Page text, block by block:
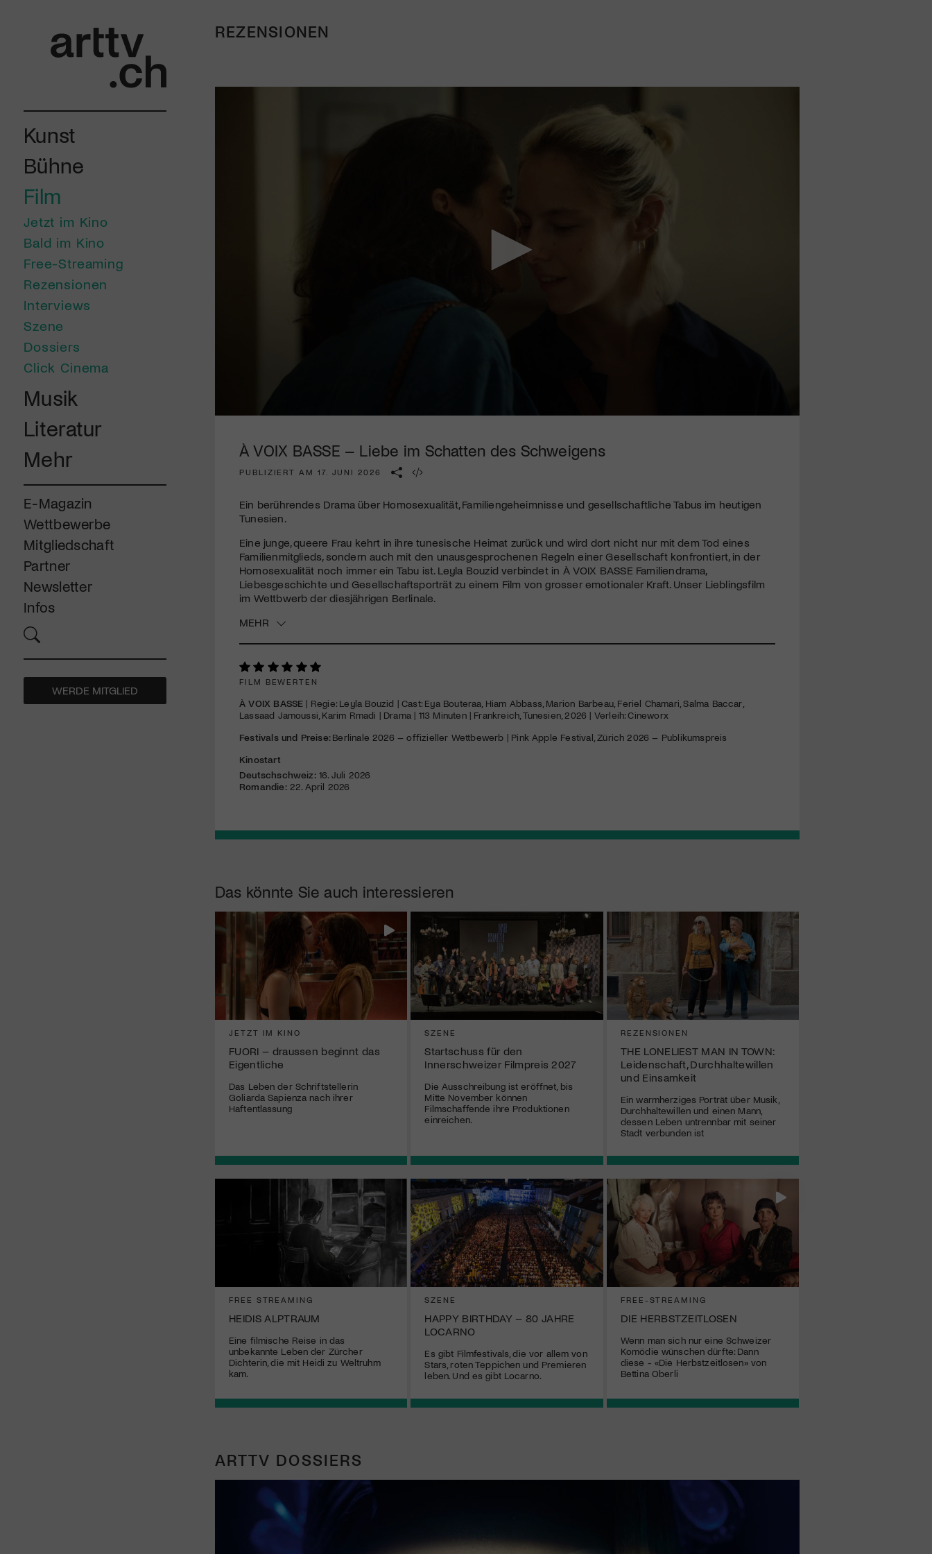
Kunst
Bühne
Film
Jetzt im Kino
Bald im Kino
Free-Streaming
Rezensionen
Interviews
Szene
Dossiers
Click Cinema
Musik
Literatur
Mehr
E-Magazin
Wettbewerbe
Mitgliedschaft
Partner
Newsletter
Infos
WERDE MITGLIED
REZENSIONEN
À VOIX BASSE – Liebe im Schatten des Schweigens
PUBLIZIERT AM 17. JUNI 2026
Ein berührendes Drama über Homosexualität, Familiengeheimnisse und gesellschaftliche Tabus im heutigen
Tunesien.
Eine junge, queere Frau kehrt in ihre tunesische Heimat zurück und wird dort nicht nur mit dem Tod eines
Familienmitglieds, sondern auch mit den unausgesprochenen Regeln einer Gesellschaft konfrontiert, in der
Homosexualität noch immer ein Tabu ist. Leyla Bouzid verbindet in À VOIX BASSE Familiendrama,
Liebesgeschichte und Gesellschaftsporträt zu einem Film von grosser emotionaler Kraft. Unser Lieblingsfilm
im Wettbwerb der diesjährigen Berlinale.
MEHR
FILM BEWERTEN
À VOIX BASSE | Regie: Leyla Bouzid | Cast: Eya Bouteraa, Hiam Abbass, Marion Barbeau, Feriel Chamari, Salma Baccar,
Lassaad Jamoussi, Karim Rmadi | Drama | 113 Minuten | Frankreich, Tunesien, 2026 | Verleih: Cineworx
Festivals und Preise:Berlinale 2026 – offizieller Wettbewerb | Pink Apple Festival, Zürich 2026 – Publikumspreis
Kinostart
Deutschschweiz:16. Juli 2026
Romandie:22. April 2026
Das könnte Sie auch interessieren
JETZT IM KINO
FUORI – draussen beginnt das
Eigentliche
Das Leben der Schriftstellerin
Goliarda Sapienza nach ihrer
Haftentlassung
SZENE
Startschuss für den
Innerschweizer Filmpreis 2027
Die Ausschreibung ist eröffnet, bis
Mitte November können
Filmschaffende ihre Produktionen
einreichen.
REZENSIONEN
THE LONELIEST MAN IN TOWN:
Leidenschaft, Durchhaltewillen
und Einsamkeit
Ein warmherziges Porträt über Musik,
Durchhaltewillen und einen Mann,
dessen Leben untrennbar mit seiner
Stadt verbunden ist
FREE STREAMING
HEIDIS ALPTRAUM
Eine filmische Reise in das
unbekannte Leben der Zürcher
Dichterin, die mit Heidi zu Weltruhm
kam.
SZENE
HAPPY BIRTHDAY – 80 JAHRE
LOCARNO
Es gibt Filmfestivals, die vor allem von
Stars, roten Teppichen und Premieren
leben. Und es gibt Locarno.
FREE-STREAMING
DIE HERBSTZEITLOSEN
Wenn man sich nur eine Schweizer
Komödie wünschen dürfte: Dann
diese - «Die Herbstzeitlosen» von
Bettina Oberli
ARTTV DOSSIERS
Engagiere dich als Kulturliebhaber:in, Kulturschaffende(r) oder